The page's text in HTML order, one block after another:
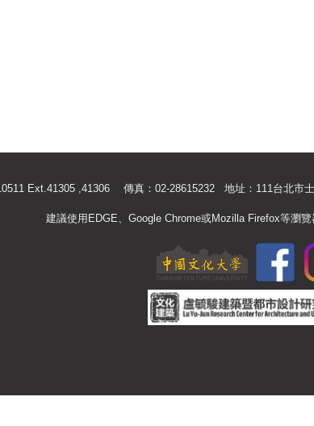
Ext.41305 ,41306 傳真：02-28615232 地址：111台北市
建議使用EDGE、Google Chrome或Mozilla Firefox等瀏